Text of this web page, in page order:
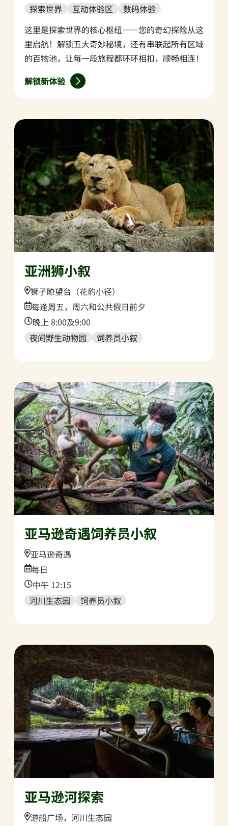
探索世界 互动体验区
数码体验
这里是探索世界的核心枢纽——您的奇幻探险从这
里启航！解锁五大奇妙秘境，还有串联起所有区域
的百物池，让每一段旅程都环环相扣，顺畅相连！
解锁新体验
亚洲狮小叙
Location:
狮子瞭望台（花豹小径）
Date:
每逢周五，周六和公共假日前夕
Time:
晚上 8:00及9:00
夜间野生动物园
饲养员小叙
亚马逊奇遇饲养员小叙
Location:
亚马逊奇遇
Date:
每日
Time:
中午 12:15
河川生态园
饲养员小叙
亚马逊河探索
Location:
游船广场，河川生态园